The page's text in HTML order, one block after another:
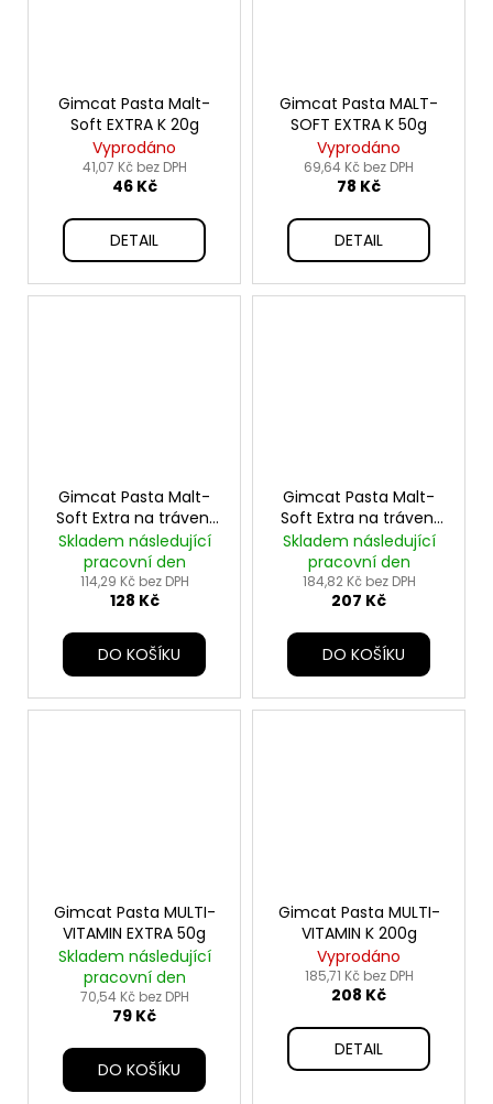
Gimcat Pasta Malt-
Soft EXTRA K 20g
Vyprodáno
41,07 Kč bez DPH
46 Kč
DETAIL
Gimcat Pasta MALT-
SOFT EXTRA K 50g
Vyprodáno
69,64 Kč bez DPH
78 Kč
DETAIL
Gimcat Pasta Malt-
Soft Extra na trávení
100g
Skladem následující
pracovní den
114,29 Kč bez DPH
128 Kč
DO KOŠÍKU
Gimcat Pasta Malt-
Soft Extra na trávení
200g
Skladem následující
pracovní den
184,82 Kč bez DPH
207 Kč
DO KOŠÍKU
Gimcat Pasta MULTI-
VITAMIN EXTRA 50g
Skladem následující
pracovní den
70,54 Kč bez DPH
79 Kč
DO KOŠÍKU
Gimcat Pasta MULTI-
VITAMIN K 200g
Vyprodáno
185,71 Kč bez DPH
208 Kč
DETAIL